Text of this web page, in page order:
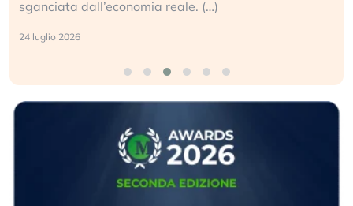
sganciata dall’economia reale. (…)
24 luglio 2026